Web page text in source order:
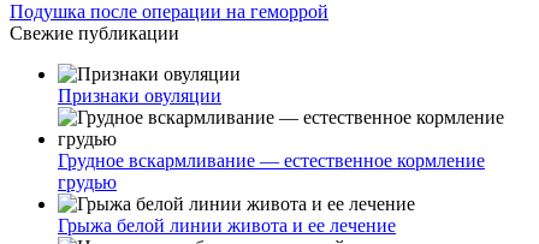
Подушка после операции на геморрой
Свежие публикации
Признаки овуляции
Грудное вскармливание — естественное кормление
грудью
Грыжа белой линии живота и ее лечение